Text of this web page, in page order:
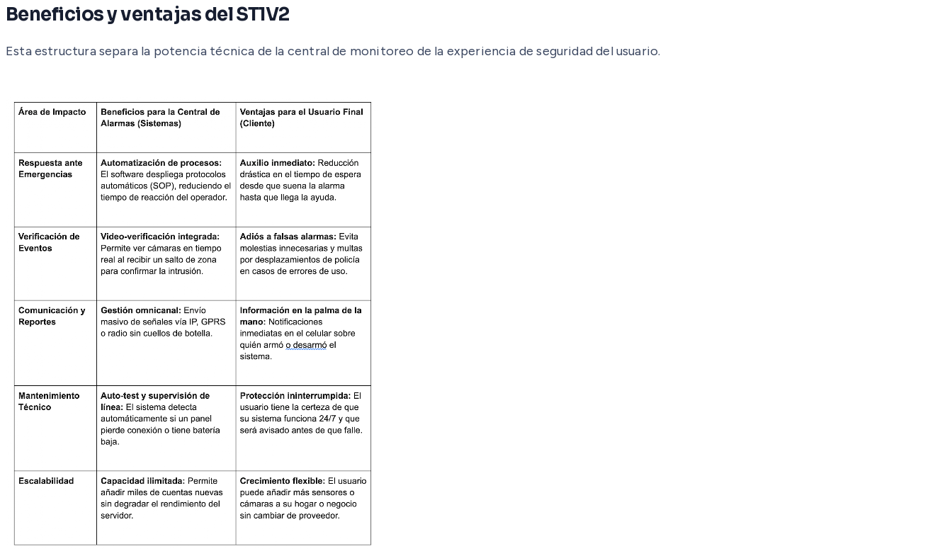
Beneficios y ventajas del ST1V2
Esta estructura separa la potencia técnica de la central de monitoreo de la experiencia de seguridad del usuario.